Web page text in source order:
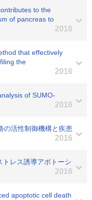
to the
of pancreas to
2016
that effectively
the
2016
of SUMO-
2016
の活性制御機構と疾患
2016
レス誘導アポトーシ
2016
apoptotic cell death